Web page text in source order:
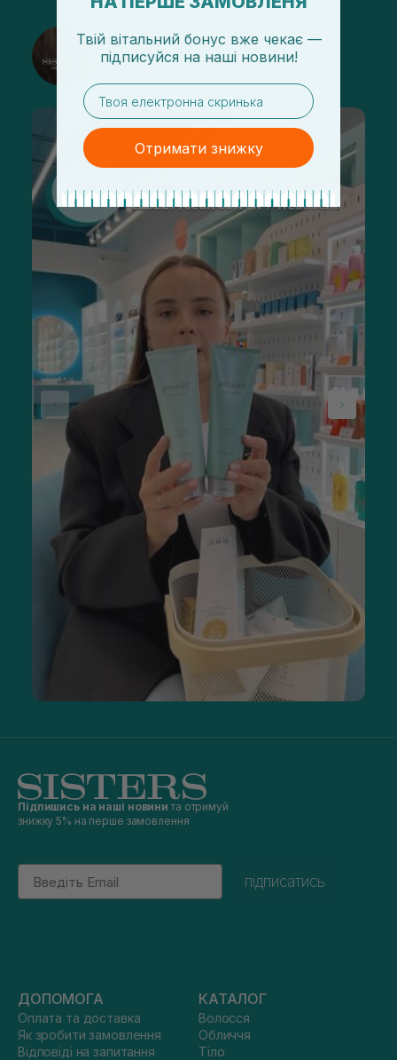
@sisters_stelmakh в Instagram
Підпишись на наші новини та отримуй
знижку 5% на перше замовлення
Email
підписатись
ДОПОМОГА
Оплата та доставка
Як зробити замовлення
Відповіді на запитання
КАТАЛОГ
Волосся
Обличчя
Тіло
Твій вітальний бонус вже чекає —
підписуйся на наші новини!
email
Отримати знижку